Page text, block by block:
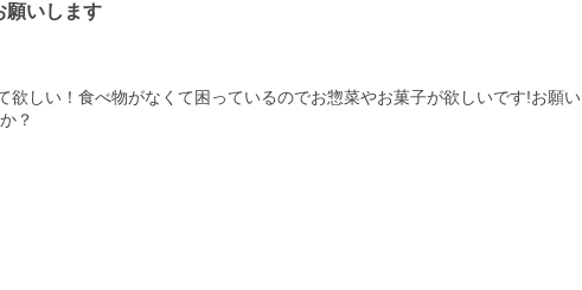
願いします
欲しい！食べ物がなくて困っているのでお惣菜やお菓子が欲しいです!お願い
？